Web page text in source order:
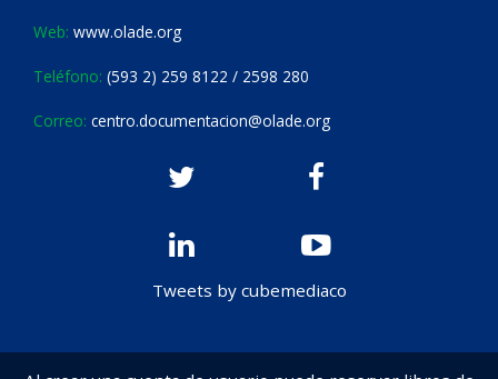
Web: www.olade.org
Teléfono: (593 2) 259 8122 / 2598 280
Correo: centro.documentacion@olade.org
Tweets by cubemediaco